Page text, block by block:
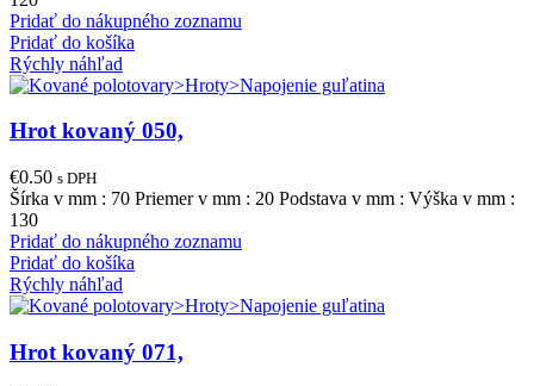
Pridať do nákupného zoznamu
Pridať do košíka
Rýchly náhľad
Hrot kovaný 050,
€0.50 s DPH
Šírka v mm : 70 Priemer v mm : 20 Podstava v mm : Výška v mm :
130
Pridať do nákupného zoznamu
Pridať do košíka
Rýchly náhľad
Hrot kovaný 071,